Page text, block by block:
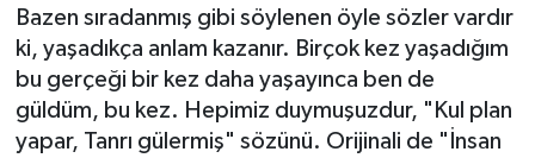
Bazen sıradanmış gibi söylenen öyle sözler vardır
ki, yaşadıkça anlam kazanır. Birçok kez yaşadığım
bu gerçeği bir kez daha yaşayınca ben de
güldüm, bu kez. Hepimiz duymuşuzdur, "Kul plan
yapar, Tanrı gülermiş" sözünü. Orijinali de "İnsan
Siyaset
Spor